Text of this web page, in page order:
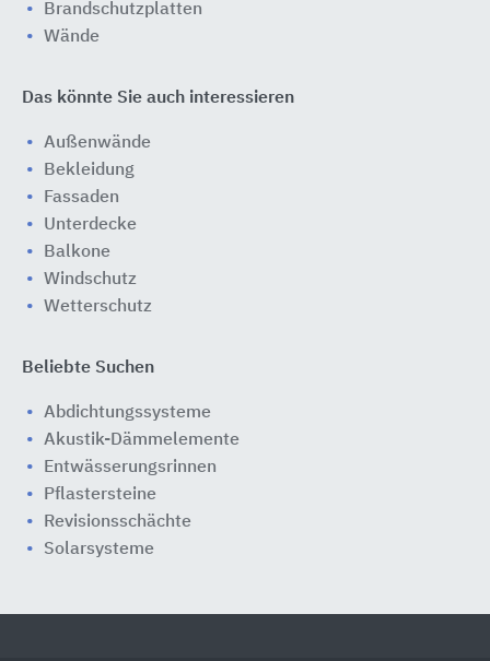
Brandschutzplatten
Wände
Das könnte Sie auch interessieren
Außenwände
Bekleidung
Fassaden
Unterdecke
Balkone
Windschutz
Wetterschutz
Beliebte Suchen
Abdichtungssysteme
Akustik-Dämmelemente
Entwässerungsrinnen
Pflastersteine
Revisionsschächte
Solarsysteme